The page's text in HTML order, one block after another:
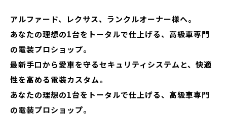
アルファード、レクサス、ランクルオーナー様へ。
あなたの理想の1台をトータルで仕上げる、高級車専門
の電装プロショップ。
最新手口から愛車を守るセキュリティシステムと、快適
性を高める電装カスタム。
あなたの理想の1台をトータルで仕上げる、高級車専門
の電装プロショップ。